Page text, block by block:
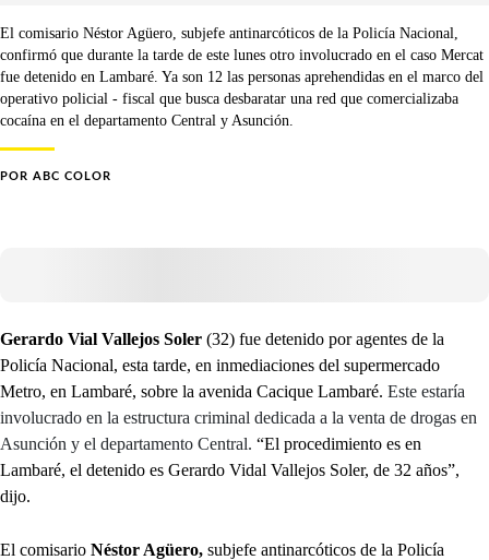
El comisario Néstor Agüero, subjefe antinarcóticos de la Policía Nacional,
confirmó que durante la tarde de este lunes otro involucrado en el caso Mercat
fue detenido en Lambaré. Ya son 12 las personas aprehendidas en el marco del
operativo policial - fiscal que busca desbaratar una red que comercializaba
cocaína en el departamento Central y Asunción.
POR ABC COLOR
Gerardo Vial Vallejos Soler (32) fue detenido por agentes de la
Policía Nacional, esta tarde, en inmediaciones del supermercado
Metro, en Lambaré, sobre la avenida Cacique Lambaré. Este estaría
involucrado en la estructura criminal dedicada a la venta de drogas en
Asunción y el departamento Central. “El procedimiento es en
Lambaré, el detenido es Gerardo Vidal Vallejos Soler, de 32 años”,
dijo.
El comisario Néstor Agüero, subjefe antinarcóticos de la Policía